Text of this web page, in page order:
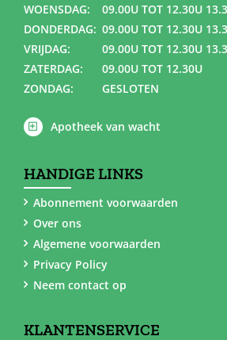
WOENSDAG:
09.00U TOT 12.30U
DONDERDAG: 09.00U TOT 12.30U
VRIJDAG:
09.00U TOT 12.30U
ZATERDAG:
09.00U TOT 12.30U
ZONDAG:
GESLOTEN
Apotheek van wacht
HANDIGE LINKS
Abonnement voorwaarden
Over ons
Algemene voorwaarden
Privacy Policy
Neem contact op
KLANTENSERVICE